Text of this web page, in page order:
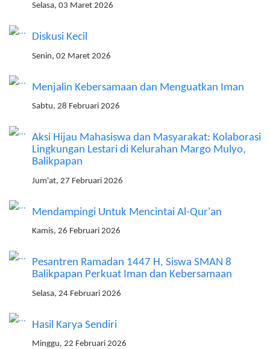
Selasa, 03 Maret 2026
Diskusi Kecil
Senin, 02 Maret 2026
Menjalin Kebersamaan dan Menguatkan Iman
Sabtu, 28 Februari 2026
Aksi Hijau Mahasiswa dan Masyarakat: Kolaborasi
Lingkungan Lestari di Kelurahan Margo Mulyo,
Balikpapan
Jum'at, 27 Februari 2026
Mendampingi Untuk Mencintai Al-Qur'an
Kamis, 26 Februari 2026
Pesantren Ramadan 1447 H, Siswa SMAN 8
Balikpapan Perkuat Iman dan Kebersamaan
Selasa, 24 Februari 2026
Hasil Karya Sendiri
Minggu, 22 Februari 2026